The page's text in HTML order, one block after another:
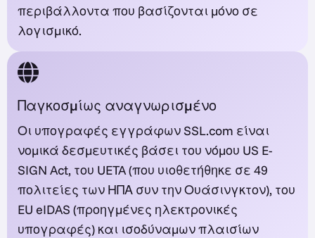
περιβάλλοντα που βασίζονται μόνο σε
λογισμικό.
Παγκοσμίως αναγνωρισμένο
Οι υπογραφές εγγράφων SSL.com είναι
νομικά δεσμευτικές βάσει του νόμου US E-
SIGN Act, του UETA (που υιοθετήθηκε σε 49
πολιτείες των ΗΠΑ συν την Ουάσινγκτον), του
EU eIDAS (προηγμένες ηλεκτρονικές
υπογραφές) και ισοδύναμων πλαισίων